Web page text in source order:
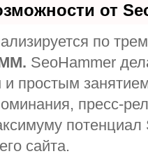
от
по
SeoHammer
и простым
пресс-
сайта.